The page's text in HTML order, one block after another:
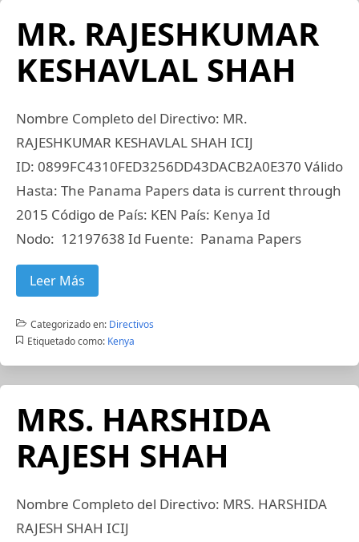
MR. RAJESHKUMAR
KESHAVLAL SHAH
Nombre Completo del Directivo: MR.
RAJESHKUMAR KESHAVLAL SHAH ICIJ
ID: 0899FC4310FED3256DD43DACB2A0E370 Válido
Hasta: The Panama Papers data is current through
2015 Código de País: KEN País: Kenya Id
Nodo: 12197638 Id Fuente: Panama Papers
Leer Más
Categorizado en: Directivos
Etiquetado como: Kenya
MRS. HARSHIDA
RAJESH SHAH
Nombre Completo del Directivo: MRS. HARSHIDA
RAJESH SHAH ICIJ